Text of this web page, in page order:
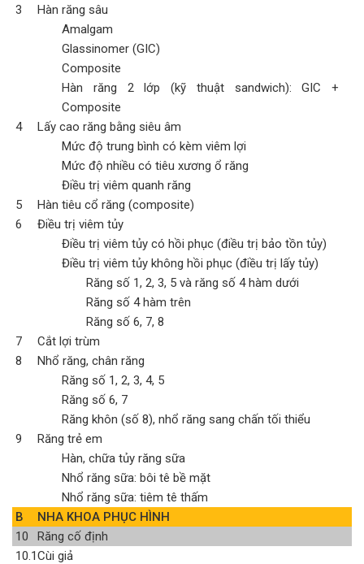
3
Hàn răng sâu
Amalgam
Glassinomer (GIC)
Composite
Hàn răng 2 lớp (kỹ thuật sandwich): GIC +
Composite
4
Lấy cao răng bằng siêu âm
Mức độ trung bình có kèm viêm lợi
Mức độ nhiều có tiêu xương ổ răng
Điều trị viêm quanh răng
5
Hàn tiêu cổ răng (composite)
6
Điều trị viêm tủy
Điều trị viêm tủy có hồi phục (điều trị bảo tồn tủy)
Điều trị viêm tủy không hồi phục (điều trị lấy tủy)
Răng số 1, 2, 3, 5 và răng số 4 hàm dưới
Răng số 4 hàm trên
Răng số 6, 7, 8
7
Cắt lợi trùm
8
Nhổ răng, chân răng
Răng số 1, 2, 3, 4, 5
Răng số 6, 7
Răng khôn (số 8), nhổ răng sang chấn tối thiểu
9
Răng trẻ em
Hàn, chữa tủy răng sữa
Nhổ răng sữa: bôi tê bề mặt
Nhổ răng sữa: tiêm tê thấm
B
NHA KHOA PHỤC HÌNH
10
Răng cố định
10.1Cùi giả